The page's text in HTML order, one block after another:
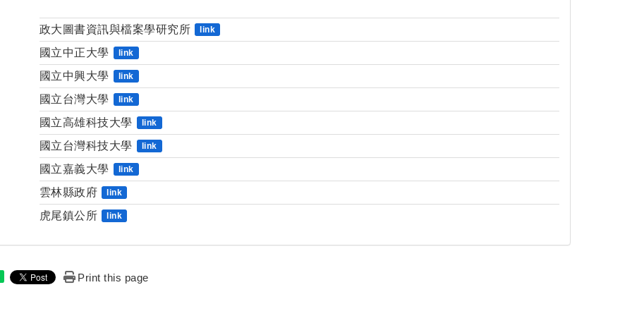
政大圖書資訊與檔案學研究所 link
國立中正大學 link
國立中興大學 link
國立台灣大學 link
國立高雄科技大學 link
國立台灣科技大學 link
國立嘉義大學 link
雲林縣政府 link
虎尾鎮公所 link
Print this page